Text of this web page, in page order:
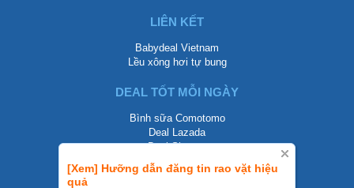
[Xem] Hưỡng dẫn đăng tin rao vặt hiệu
quả
LIÊN KẾT
Babydeal Vietnam
Lều xông hơi tự bung
DEAL TỐT MỖI NGÀY
Bình sữa Comotomo
Deal Lazada
Deal Shopee
LIÊN HỆ